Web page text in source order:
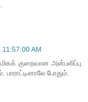
AM
குறைவான அன்பளிப்பு.
பாராட்டினாலே போதும்.